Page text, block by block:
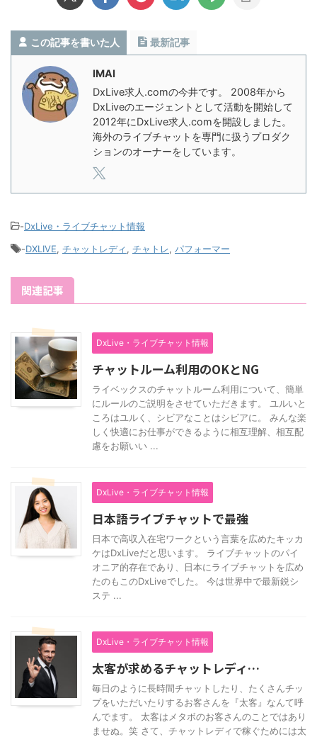
この記事を書いた人 最新記事
IMAI
DxLive求人.comの今井です。 2008年から
DxLiveのエージェントとして活動を開始して
2012年にDxLive求人.comを開設しました。
海外のライブチャットを専門に扱うプロダク
ションのオーナーをしています。
-DxLive・ライブチャット情報
-DXLIVE, チャットレディ, チャトレ, パフォーマー
関連記事
DxLive・ライブチャット情報
チャットルーム利用のOKとNG
ライベックスのチャットルーム利用について、簡単
にルールのご説明をさせていただきます。 ユルいと
ころはユルく、シビアなことはシビアに。 みんな楽
しく快適にお仕事ができるように相互理解、相互配
慮をお願いい ...
DxLive・ライブチャット情報
日本語ライブチャットで最強
日本で高収入在宅ワークという言葉を広めたキッカ
ケはDxLiveだと思います。 ライブチャットのパイ
オニア的存在であり、日本にライブチャットを広め
たのもこのDxLiveでした。 今は世界中で最新鋭シ
ステ ...
DxLive・ライブチャット情報
太客が求めるチャットレディ…
毎日のように長時間チャットしたり、たくさんチッ
プをいただいたりするお客さんを『太客』なんて呼
んでます。 太客はメタボのお客さんのことではあり
ませぬ。笑 さて、チャットレディで稼ぐためには太